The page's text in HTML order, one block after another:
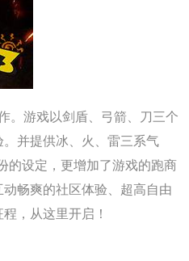
。游戏以剑盾、弓箭、刀三个
并提供冰、火、雷三系气
的设定，更增加了游戏的跑商
畅爽的社区体验、超高自由
，从这里开启！